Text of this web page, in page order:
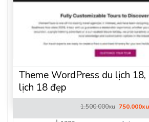
Theme WordPress du lịch 18,
lịch 18 đẹp
1.500.000xu Giá
750.000xu